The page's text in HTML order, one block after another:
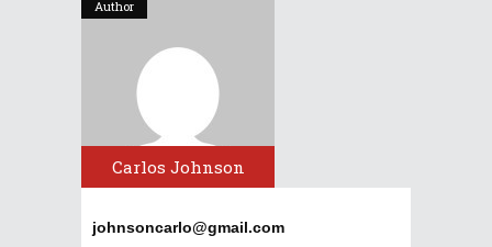
Author
Carlos Johnson
johnsoncarlo@gmail.com